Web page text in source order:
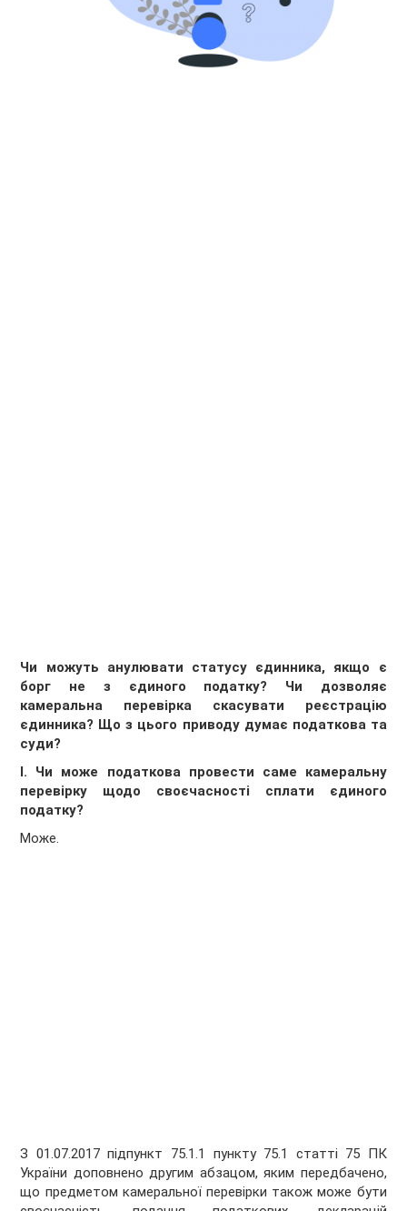
Чи можуть анулювати статусу єдинника, якщо є
борг не з єдиного податку? Чи дозволяє
камеральна перевірка скасувати реєстрацію
єдинника? Що з цього приводу думає податкова та
суди?
І. Чи може податкова провести саме камеральну
перевірку щодо своєчасності сплати єдиного
податку?
Може.
З 01.07.2017 підпункт 75.1.1 пункту 75.1 статті 75 ПК
України доповнено другим абзацом, яким передбачено,
що предметом камеральної перевірки також може бути